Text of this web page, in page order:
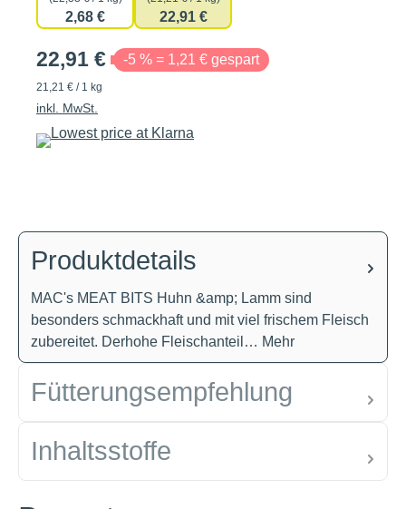
2,68 € 22,91 €
22,91 € -5 % = 1,21 € gespart
21,21 € / 1 kg
inkl. MwSt.
Produktdetails
MAC's MEAT BITS Huhn &amp; Lamm sind
besonders schmackhaft und mit viel frischem Fleisch
zubereitet. Derhohe Fleischanteil… Mehr
Fütterungsempfehlung
Inhaltsstoffe